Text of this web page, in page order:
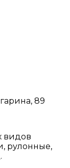
89
видов
рулонные,